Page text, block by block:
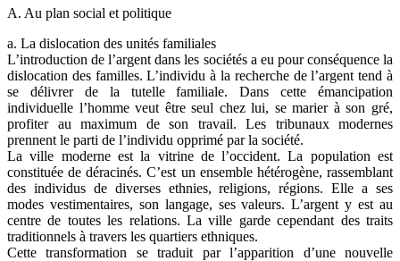
A. Au plan social et politique
a. La dislocation des unités familiales
L’introduction de l’argent dans les sociétés a eu pour conséquence la
dislocation des familles. L’individu à la recherche de l’argent tend à
se délivrer de la tutelle familiale. Dans cette émancipation
individuelle l’homme veut être seul chez lui, se marier à son gré,
profiter au maximum de son travail. Les tribunaux modernes
prennent le parti de l’individu opprimé par la société.
La ville moderne est la vitrine de l’occident. La population est
constituée de déracinés. C’est un ensemble hétérogène, rassemblant
des individus de diverses ethnies, religions, régions. Elle a ses
modes vestimentaires, son langage, ses valeurs. L’argent y est au
centre de toutes les relations. La ville garde cependant des traits
traditionnels à travers les quartiers ethniques.
Cette transformation se traduit par l’apparition d’une nouvelle